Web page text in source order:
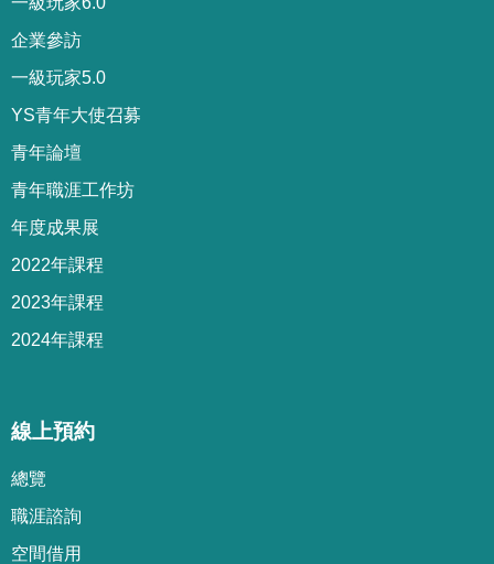
企業參訪
一級玩家5.0
YS青年大使召募
青年論壇
青年職涯工作坊
年度成果展
2022年課程
2023年課程
2024年課程
線上預約
總覽
職涯諮詢
空間借用